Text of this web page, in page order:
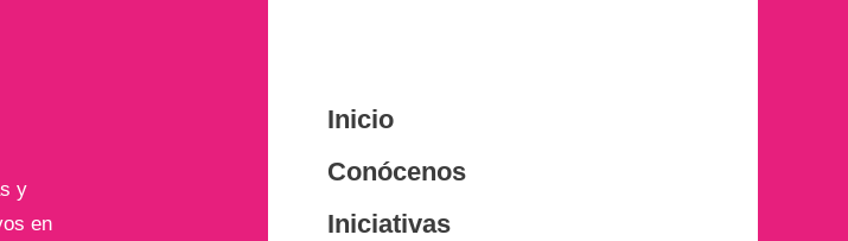
y
en
Inicio
Conócenos
Iniciativas